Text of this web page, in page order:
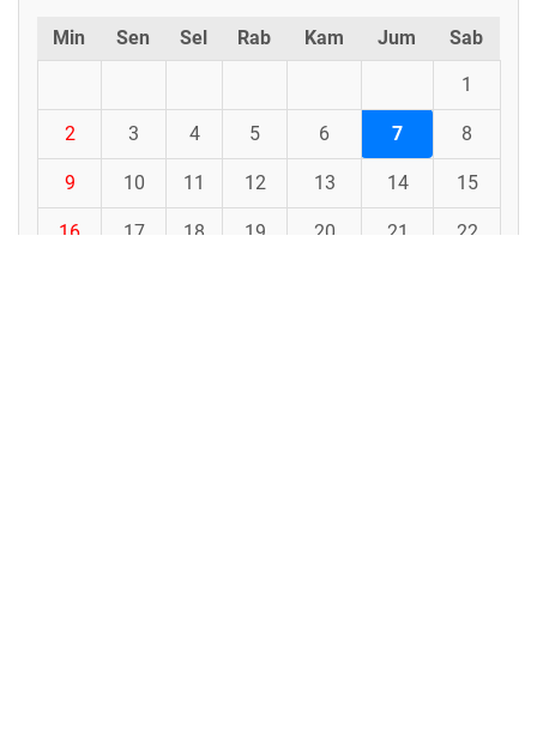
Min Sen Sel Rab Kam Jum Sab
1
2 3 4 5 6 7 8
9 10 11 12 13 14 15
16 17 18 19 20 21 22